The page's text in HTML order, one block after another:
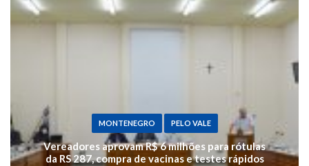
MONTENEGRO PELO VALE
Vereadores aprovam R$ 6 milhões para rótulas
da RS 287, compra de vacinas e testes rápidos